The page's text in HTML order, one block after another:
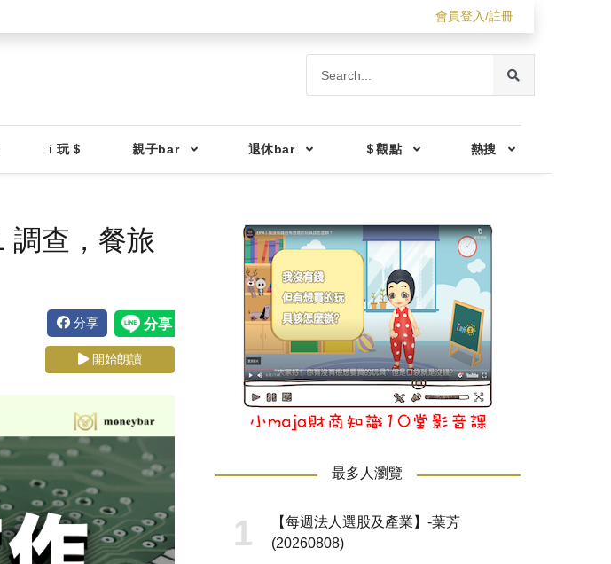
會員登入/註冊
i 玩＄ 親子bar 退休bar ＄觀點 熱搜
調查，餐旅
分享
開始朗讀
最多人瀏覽
【每週法人選股及產業】-葉芳
(20260808)